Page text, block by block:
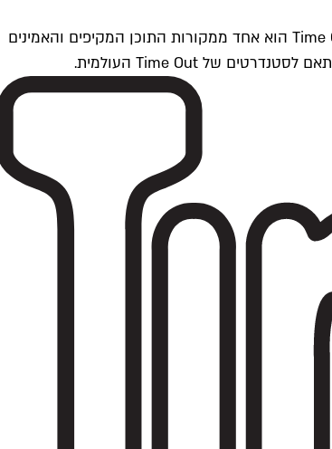
Time Outתל אביב הוא חלק מרשת Time Out Global — רשת מדיה בינלאומית הפועלת ב-360 ערים מרכזיות וב-60 מדינות ברחבי העולם. Time Out הוא אחד ממקורות התוכן המקיפים והאמינים